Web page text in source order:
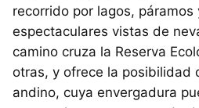
recorrido por lagos,
espectaculares vistas de
camino cruza la Reserva
otras, y ofrece la posibilidad
andino, cuya envergadura